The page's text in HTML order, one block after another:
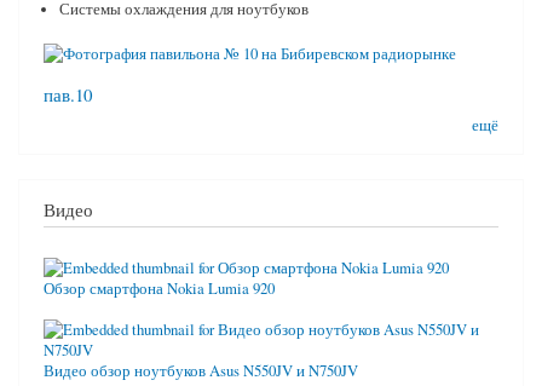
Системы охлаждения для ноутбуков
пав.10
ещё
Видео
Обзор смартфона Nokia Lumia 920
Видео обзор ноутбуков Asus N550JV и N750JV